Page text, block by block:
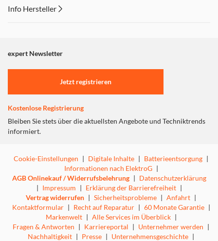
• Es kann nur ein Sushi-Samurai gewinnen!
Info Hersteller
"Marketing".
Einstellungen anpassen
expert Newsletter
Jetzt registrieren
Kostenlose Registrierung
Bleiben Sie stets über die aktuellsten Angebote und Techniktrends
informiert.
Cookie-Einstellungen | Digitale Inhalte | Batterieentsorgung |
Informationen nach ElektroG |
AGB Onlinekauf / Widerrufsbelehrung | Datenschutzerklärung
| Impressum | Erklärung der Barrierefreiheit |
Vertrag widerrufen | Sicherheitsprobleme | Anfahrt |
Kontaktformular | Recht auf Reparatur | 60 Monate Garantie |
Markenwelt | Alle Services im Überblick |
Fragen & Antworten | Karriereportal | Unternehmer werden |
Nachhaltigkeit | Presse | Unternehmensgeschichte |